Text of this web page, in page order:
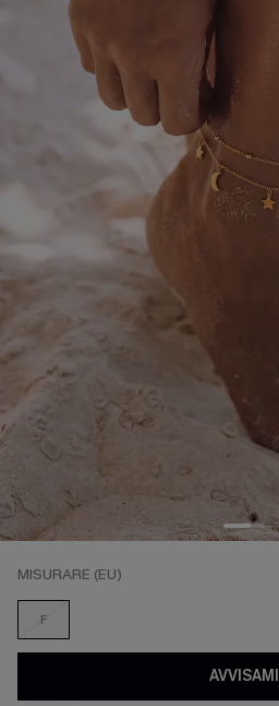
MISURARE (EU)
F
AVVISAMI